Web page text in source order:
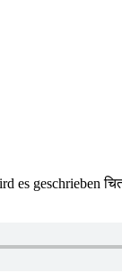
es geschrieben